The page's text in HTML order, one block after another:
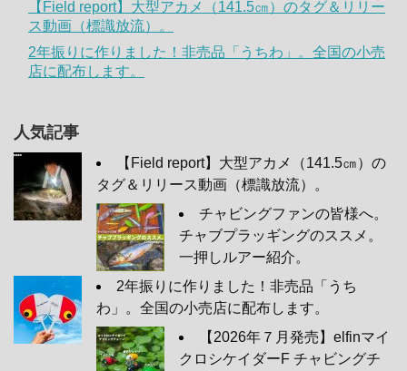
【Field report】大型アカメ（141.5㎝）のタグ＆リリー
ス動画（標識放流）。
2年振りに作りました！非売品「うちわ」。全国の小売
店に配布します。
人気記事
【Field report】大型アカメ（141.5㎝）の
タグ＆リリース動画（標識放流）。
チャビングファンの皆様へ。
チャブプラッギングのススメ。
一押しルアー紹介。
2年振りに作りました！非売品「うち
わ」。全国の小売店に配布します。
【2026年７月発売】elfinマイ
クロシケイダーF チャビングチ